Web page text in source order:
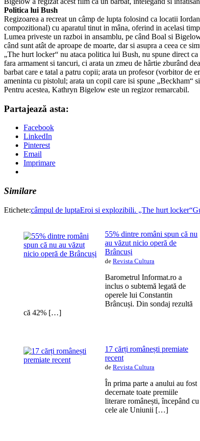
Politica lui Bush
Regizoarea a recreat un câmp de lupta folosind ca locatii
compozitional) cu aparatul tinut in mâna, oferind in acelasi
Lumea priveste un razboi in ansamblu, pe când Boal si
când sunt atât de aproape de moarte, dar si asupra a ceea ce
„The hurt locker“ nu ataca politica lui Bush, nu spune direct
fara armament si tancuri, ci arata un zmeu de hârtie zburând
barbat care e tatal a patru copii; arata un profesor (vorbitor de
ameninta cu pistolul; arata un copil care isi spune
Pentru acestea, Kathryn Bigelow este un regizor remarcabil.
Partajează asta:
Facebook
LinkedIn
Pinterest
Email
Imprimare
Similare
Etichete:câmpul de luptaEroi si explozibili. „The hurt locker“
55% dintre români spun că nu
au văzut nicio operă de
Brâncuși
de Revista Cultura
Barometrul Informat.ro a
inclus o subtemă legată de
operele lui Constantin
Brâncuși. Din sondaj rezultă
că 42% […]
17 cărți românești premiate
recent
de Revista Cultura
În prima parte a anului au fost
decernate toate premiile
literare românești, începând cu
cele ale Uniunii […]